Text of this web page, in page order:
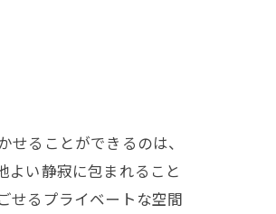
ることができるのは、
よい静寂に包まれること
せるプライベートな空間